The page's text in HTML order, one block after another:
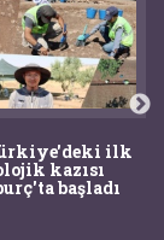
ilk
kazısı
başladı